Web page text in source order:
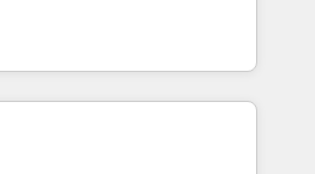
Cross-hub setup across
and Service Hubs. -
managed support, and
Built to convert, scale, and
consulting, B2B SEO,
AEO and GEO (AI
and HubSpot Content Hub and
across technology,
financial services and